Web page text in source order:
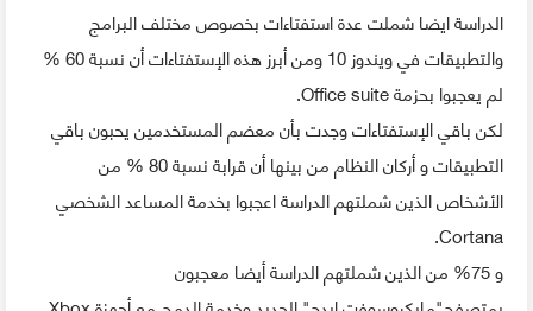
الدراسة ايضا شملت عدة استفتاءات بخصوص مختلف البرامج
والتطبيقات في ويندوز 10 ومن أبرز هذه الإستفتاءات أن نسبة 60 %
لم يعجبوا بحزمة Office suite.
لكن باقي الإستفتاءات وجدت بأن معضم المستخدمين يحبون باقي
التطبيقات و أركان النظام من بينها أن قرابة نسبة 80 % من
الأشخاص الذين شملتهم الدراسة اعجبوا بخدمة المساعد الشخصي
Cortana.
و 75% من الذين شملتهم الدراسة أيضا معجبون